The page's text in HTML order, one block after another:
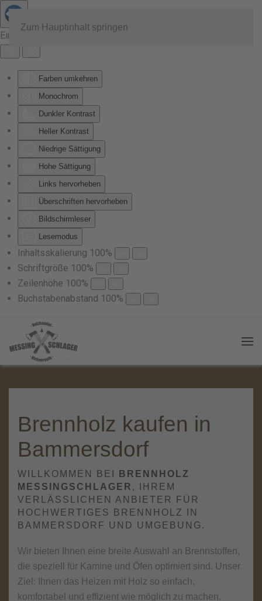
Eingabehilfen öffnen
Farben umkehren
Monochrom
Dunkler Kontrast
Heller Kontrast
Niedrige Sättigung
Hohe Sättigung
Links hervorheben
Überschriften hervorheben
Bildschirmleser
Lesemodus
Inhaltsskalierung 100%
Schriftgröße 100%
Zeilenhöhe 100%
Buchstabenabstand 100%
Zum Hauptinhalt springen
Brennholz kaufen in
Bammersdorf
WILLKOMMEN BEI
BRENNHOLZ
MESSINGSCHLAGER , IHREM
VERLÄSSLICHEN ANBIETER FÜR
HOCHWERTIGES BRENNHOLZ IN
BAMMERSDORF UND UMGEBUNG .
Wir bieten Ihnen eine breite Auswahl an Brennstoffen,
die speziell für Kamine und Öfen optimiert sind. Unser
Ziel: Ihnen das Heizen mit Holz so einfach,
komfortabel und effizient wie möglich zu machen.